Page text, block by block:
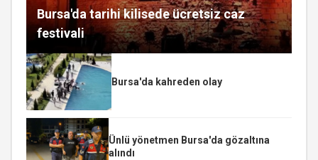
Bursa'da tarihi kilisede ücretsiz caz
festivali
Bursa'da kahreden olay
Ünlü yönetmen Bursa'da gözaltına
alındı